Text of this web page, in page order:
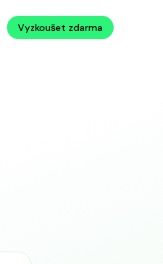
Vyzkoušet zdarma